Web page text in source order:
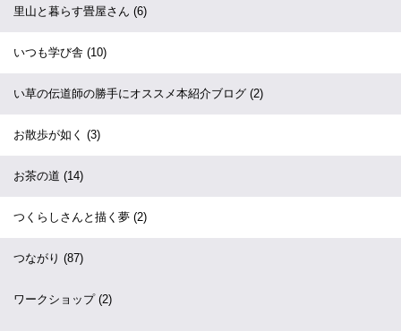
里山と暮らす畳屋さん (6)
いつも学び舎 (10)
い草の伝道師の勝手にオススメ本紹介ブログ (2)
お散歩が如く (3)
お茶の道 (14)
つくらしさんと描く夢 (2)
つながり (87)
ワークショップ (2)